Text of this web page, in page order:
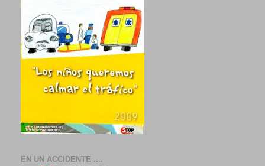
EN UN ACCIDENTE ....